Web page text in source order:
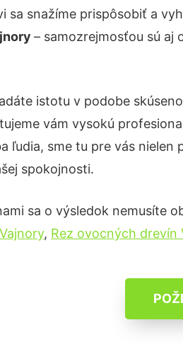
sa snažíme prispôsobiť a
– samozrejmosťou sú aj
istotu v podobe
vám vysokú
ľudia, sme tu pre vás
spokojnosti.
sa o výsledok nemusíte
, Rez ovocných drevín